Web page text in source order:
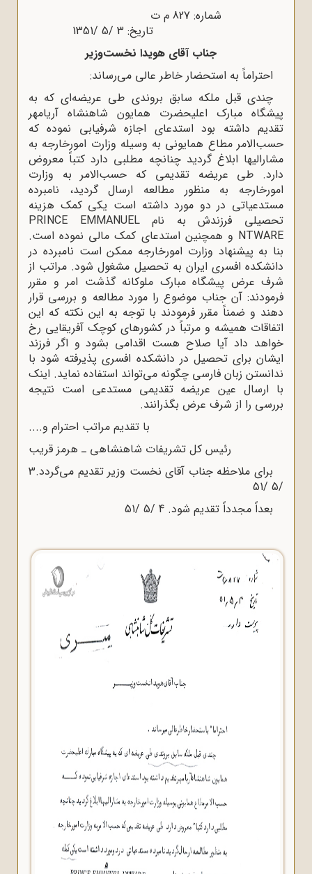
شماره: 827 م ت
تاریخ: 3 /5 /1351
جناب آقای هویدا نخست‌وزیر
احتراماً به استحضار خاطر عالی می‌رساند:
چندی قبل ملکه سابق بروندی طی عریضه‌ای که به
پیشگاه مبارک اعلیحضرت همایون شاهنشاه آریامهر
تقدیم داشته بود استدعای اجازه شرفیابی نموده که
حسب‌الامر مطاع همایونی به وسیله وزارت امورخارجه به
مشارالیها ابلاغ گردید چنانچه مطلبی دارد کتباً معروض
دارد. طی عریضه تقدیمی که حسب‌الامر به وزارت
امورخارجه به منظور مطالعه ارسال گردید، نامبرده
مستدعیاتی در دو مورد داشته است یکی کمک هزینه
تحصیلی فرزندش به نام PRINCE EMMANUEL
NTWARE و همچنین استدعای کمک مالی نموده است.
بنا به پیشنهاد وزارت امورخارجه ممکن است نامبرده در
دانشکده افسری ایران به تحصیل مشغول شود. مراتب از
شرف عرض پیشگاه مبارک ملوکانه گذشت امر و مقرر
فرمودند: آن جناب موضوع را مورد مطالعه و بررسی قرار
دهند و ضمناً مقرر فرمودند با توجه به این نکته که این
اتفاقات همیشه و مرتباً در کشورهای کوچک آفریقایی رخ
خواهد داد آیا صلاح هست اقدامی بشود و اگر فرزند
ایشان برای تحصیل در دانشکده افسری پذیرفته شود با
ندانستن زبان فارسی چگونه می‌تواند استفاده نماید. اینک
با ارسال عین عریضه تقدیمی مستدعی است نتیجه
بررسی را از شرف عرض بگذرانند.
با تقدیم مراتب احترام و....
رئیس کل تشریفات شاهنشاهی ـ هرمز قریب
برای ملاحظه جناب آقای نخست وزیر تقدیم می‌گردد.3
/5 /51
بعداً مجدداً تقدیم شود. 4 /5 /51